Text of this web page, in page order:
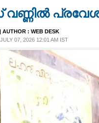
| AUTHOR : WEB DESK
07, 2026 12:01 AM IST